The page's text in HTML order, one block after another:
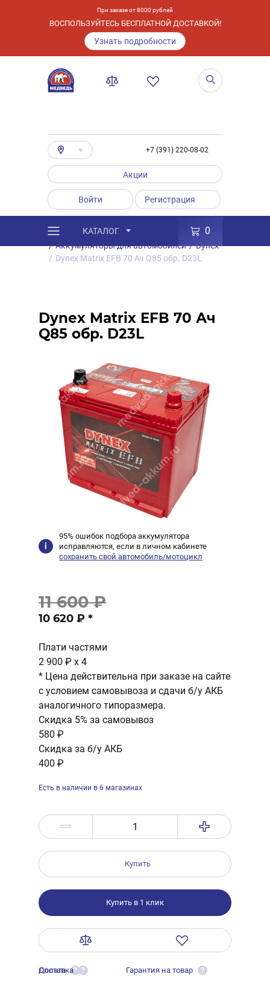
При заказе от 8000 рублей
ВОСПОЛЬЗУЙТЕСЬ БЕСПЛАТНОЙ ДОСТАВКОЙ!
Узнать подробности
+7 (391) 220-08-02
Акции
Войти Регистрация
КАТАЛОГ 0
Каталог / Товары
Аккумуляторы
/ Аккумуляторы для автомобилей / Dynex
/ Dynex Matrix EFB 70 Ач Q85 обр. D23L
Dynex Matrix EFB 70 Ач
Q85 обр. D23L
95% ошибок подбора аккумулятора
исправляются, если в личном кабинете
сохранить свой автомобиль/мотоцикл
11 600 ₽
10 620 ₽ *
Плати частями
2 900 ₽ x 4
* Цена действительна при заказе на сайте
с условием самовывоза и сдачи б/у АКБ
аналогичного типоразмера.
Скидка 5% за самовывоз
580 ₽
Скидка за б/у АКБ
400 ₽
Есть в наличии в 6 магазинах
Купить
Купить в 1 клик
Оплата ?
Доставка ? Гарантия на товар ?